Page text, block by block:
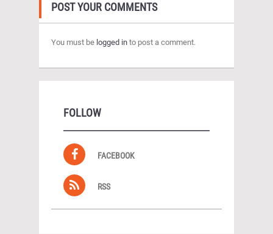
POST YOUR COMMENTS
You must be logged in to post a comment.
FOLLOW
FACEBOOK
RSS